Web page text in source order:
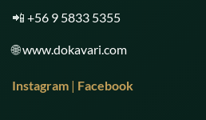
📲 +56 9 5833 5355
🌐www.dokavari.com
Instagram | Facebook